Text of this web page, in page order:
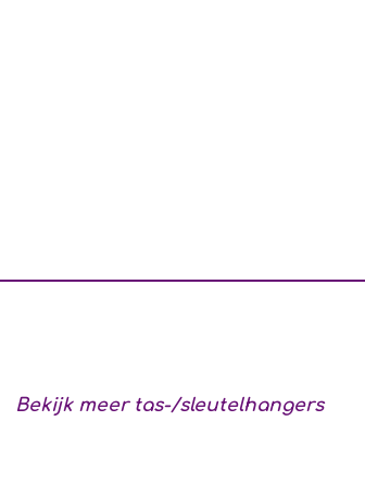
Bekijk meer tas-/sleutelhangers